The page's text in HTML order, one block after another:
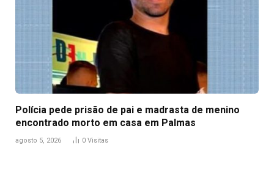
Polícia pede prisão de pai e madrasta de menino
encontrado morto em casa em Palmas
agosto 5, 2026 0 Visitas